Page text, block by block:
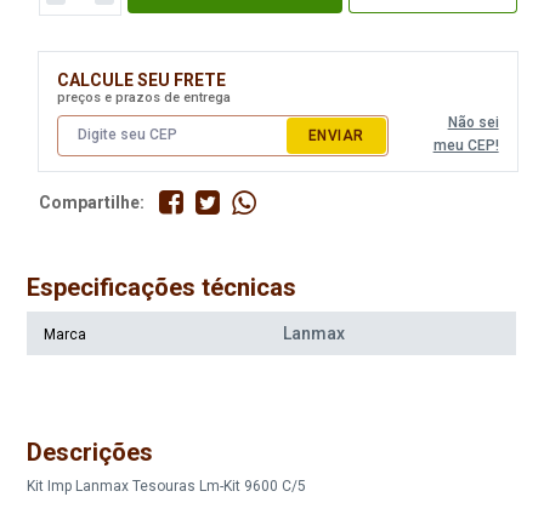
CALCULE SEU FRETE
preços e prazos de entrega
ENVIAR
Não sei
meu CEP!
Compartilhe:
Especificações técnicas
Marca Lanmax
Descrições
Kit Imp Lanmax Tesouras Lm-Kit 9600 C/5